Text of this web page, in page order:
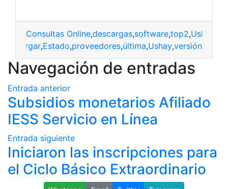
Consultas Online,descargas,software,top2,Ushay
descargar,Estado,proveedores,última,Ushay,versión
Navegación de entradas
Entrada anterior
Subsidios monetarios Afiliado
IESS Servicio en Línea
Entrada siguiente
Iniciaron las inscripciones para
el Ciclo Básico Extraordinario